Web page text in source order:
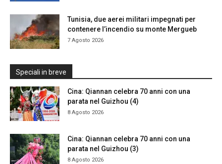
Tunisia, due aerei militari impegnati per
contenere l’incendio su monte Mergueb
7 Agosto 2026
Speciali in breve
Cina: Qiannan celebra 70 anni con una
parata nel Guizhou (4)
8 Agosto 2026
Cina: Qiannan celebra 70 anni con una
parata nel Guizhou (3)
8 Agosto 2026